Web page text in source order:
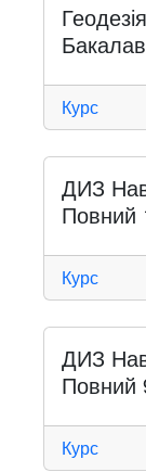
Курс
ДИЗ
Повний
Курс
ДИЗ
Повний
Курс